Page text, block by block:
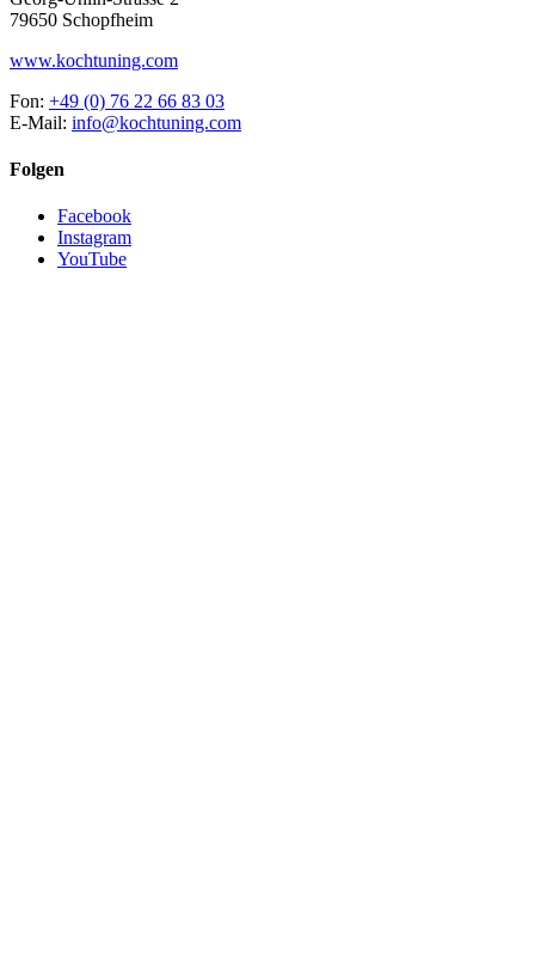
79650 Schopfheim
www.kochtuning.com
Fon: +49 (0) 76 22 66 83 03
E-Mail: info@kochtuning.com
Folgen
Facebook
Instagram
YouTube